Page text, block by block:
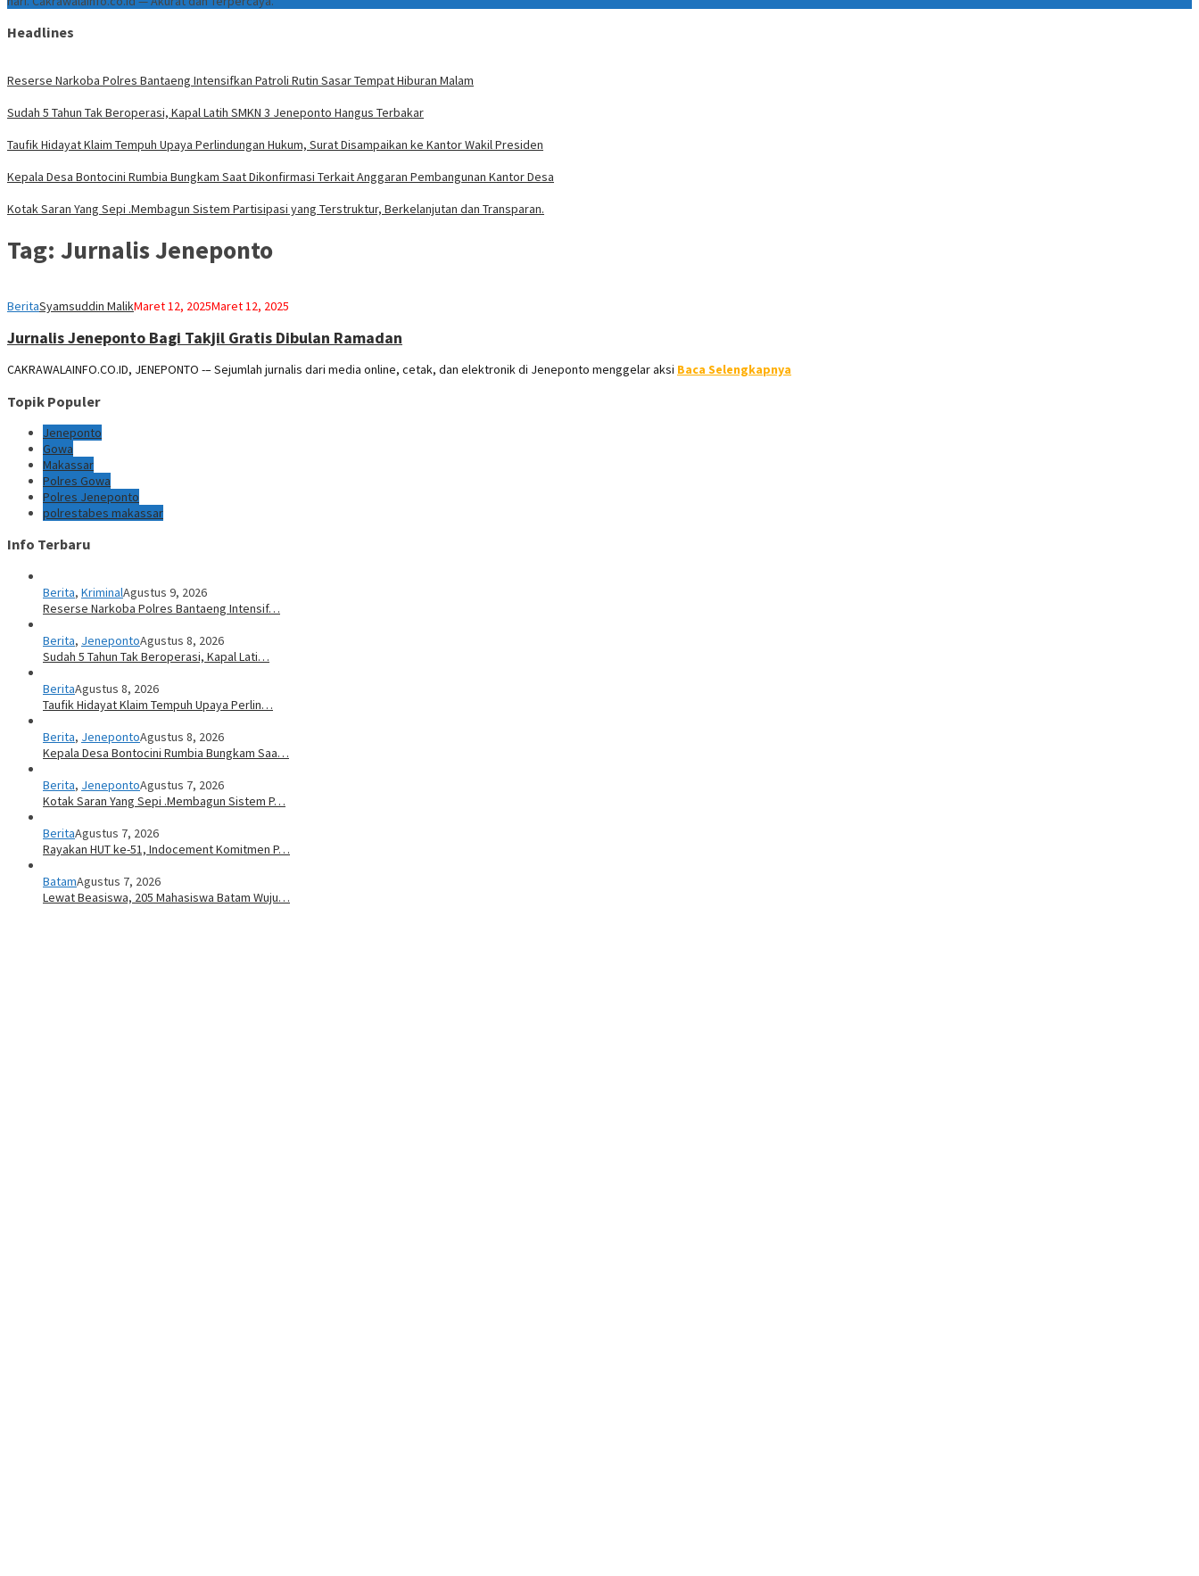
Headlines
Reserse Narkoba Polres Bantaeng Intensifkan Patroli Rutin Sasar Tempat Hiburan Malam
Sudah 5 Tahun Tak Beroperasi, Kapal Latih SMKN 3 Jeneponto Hangus Terbakar
Taufik Hidayat Klaim Tempuh Upaya Perlindungan Hukum, Surat Disampaikan ke Kantor Wakil Presiden
Kepala Desa Bontocini Rumbia Bungkam Saat Dikonfirmasi Terkait Anggaran Pembangunan Kantor Desa
Kotak Saran Yang Sepi .Membagun Sistem Partisipasi yang Terstruktur, Berkelanjutan dan Transparan.
Tag: Jurnalis Jeneponto
BeritaSyamsuddin MalikMaret 12, 2025Maret 12, 2025
Jurnalis Jeneponto Bagi Takjil Gratis Dibulan Ramadan
CAKRAWALAINFO.CO.ID, JENEPONTO -– Sejumlah jurnalis dari media online, cetak, dan elektronik di Jeneponto menggelar aksi Baca Selengkapnya
Topik Populer
Jeneponto
Gowa
Makassar
Polres Gowa
Polres Jeneponto
polrestabes makassar
Info Terbaru
Berita, KriminalAgustus 9, 2026
Reserse Narkoba Polres Bantaeng Intensif…
Berita, JenepontoAgustus 8, 2026
Sudah 5 Tahun Tak Beroperasi, Kapal Lati…
BeritaAgustus 8, 2026
Taufik Hidayat Klaim Tempuh Upaya Perlin…
Berita, JenepontoAgustus 8, 2026
Kepala Desa Bontocini Rumbia Bungkam Saa…
Berita, JenepontoAgustus 7, 2026
Kotak Saran Yang Sepi .Membagun Sistem P…
BeritaAgustus 7, 2026
Rayakan HUT ke-51, Indocement Komitmen P…
BatamAgustus 7, 2026
Lewat Beasiswa, 205 Mahasiswa Batam Wuju…